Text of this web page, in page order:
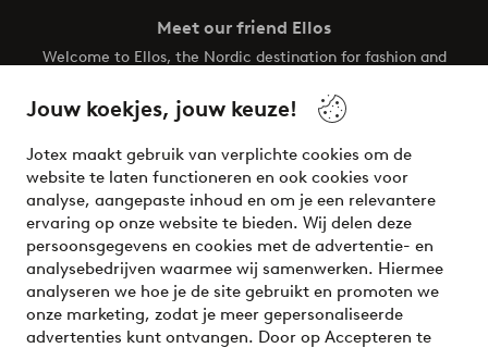
Jouw koekjes, jouw keuze!
Jotex maakt gebruik van verplichte cookies om de
website te laten functioneren en ook cookies voor
analyse, aangepaste inhoud en om je een relevantere
ervaring op onze website te bieden. Wij delen deze
persoonsgegevens en cookies met de advertentie- en
analysebedrijven waarmee wij samenwerken. Hiermee
analyseren we hoe je de site gebruikt en promoten we
onze marketing, zodat je meer gepersonaliseerde
advertenties kunt ontvangen. Door op Accepteren te
Meet our friend Ellos
Welcome to Ellos, the Nordic destination for fashion and
your wardrobe. Your next inspiring look is here!
Veilig betalen - Nu betalen of opsplitsen
Wil je meer weten over onze betaalopties?